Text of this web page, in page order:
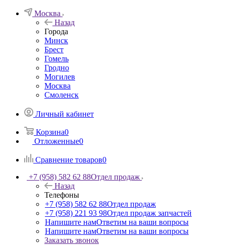
Москва
Назад
Города
Минск
Брест
Гомель
Гродно
Могилев
Москва
Смоленск
Личный кабинет
Корзина0
Отложенные0
Сравнение товаров0
+7 (958) 582 62 88Отдел продаж
Назад
Телефоны
+7 (958) 582 62 88Отдел продаж
+7 (958) 221 93 98Отдел продаж запчастей
Напишите намОтветим на ваши вопросы
Напишите намОтветим на ваши вопросы
Заказать звонок